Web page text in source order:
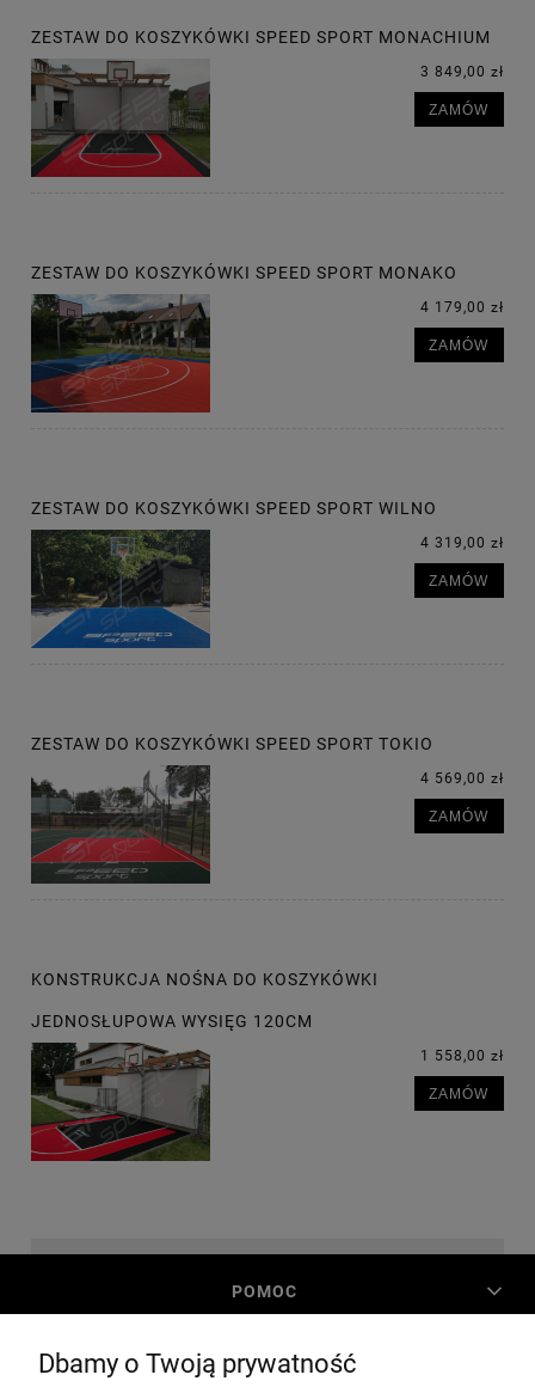
ZESTAW DO KOSZYKÓWKI SPEED SPORT MONACHIUM
3 849,00 zł
ZAMÓW
ZESTAW DO KOSZYKÓWKI SPEED SPORT MONAKO
4 179,00 zł
ZAMÓW
ZESTAW DO KOSZYKÓWKI SPEED SPORT WILNO
4 319,00 zł
ZAMÓW
ZESTAW DO KOSZYKÓWKI SPEED SPORT TOKIO
4 569,00 zł
ZAMÓW
KONSTRUKCJA NOŚNA DO KOSZYKÓWKI
JEDNOSŁUPOWA WYSIĘG 120CM
1 558,00 zł
ZAMÓW
POMOC
MOJE KONTO
Dbamy o Twoją prywatność